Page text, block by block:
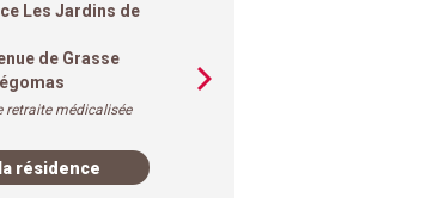
Les Jardins de
de Grasse
retraite médicalisée
résidence